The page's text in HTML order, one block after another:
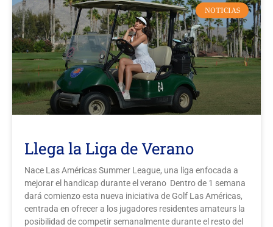
NOTICIAS
Llega la Liga de Verano
Nace Las Américas Summer League, una liga enfocada a
mejorar el handicap durante el verano Dentro de 1 semana
dará comienzo esta nueva iniciativa de Golf Las Américas,
centrada en ofrecer a los jugadores residentes amateurs la
posibilidad de competir semanalmente durante el resto del